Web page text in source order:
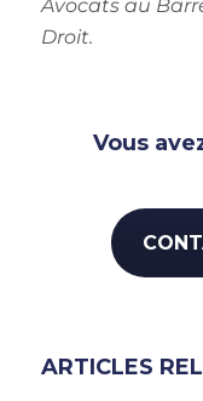
Avocats au
Droit.
Vous
ARTICLES